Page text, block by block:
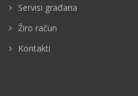
Servisi građana
Žiro račun
Kontakti